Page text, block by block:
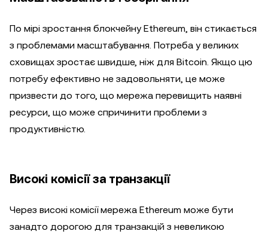
По мірі зростання блокчейну Ethereum, він стикається
з проблемами масштабування. Потреба у великих
сховищах зростає швидше, ніж для Bitcoin. Якщо цю
потребу ефективно не задовольняти, це може
призвести до того, що мережа перевищить наявні
ресурси, що може спричинити проблеми з
продуктивністю.
Високі комісії за транзакції
Через високі комісії мережа Ethereum може бути
занадто дорогою для транзакцій з невеликою